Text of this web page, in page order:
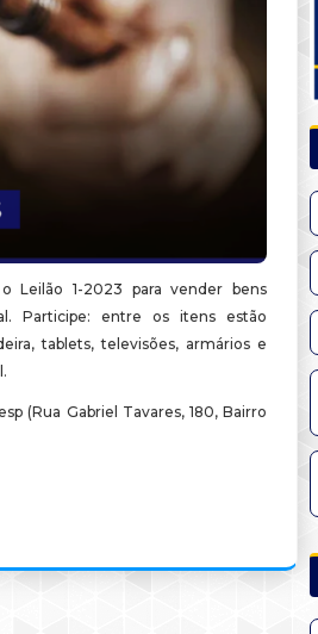
Leilão 1-2023 para vender bens
Participe: entre os itens estão
tablets, televisões, armários e
(Rua Gabriel Tavares, 180, Bairro